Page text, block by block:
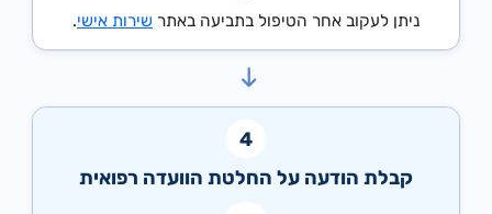
ניתן לעקוב אחר הטיפול בתביעה באתרשירות אישי.
קבלת הודעה על החלטת הוועדה רפואית